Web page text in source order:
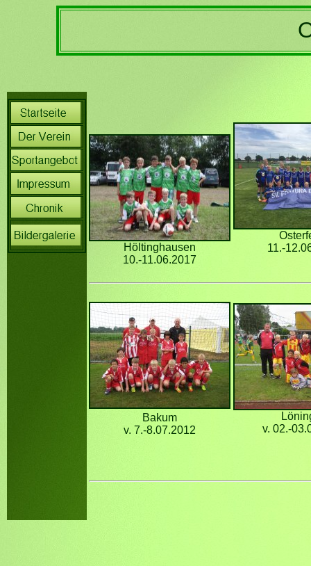
Höltinghausen
10.-11.06.2017
11.-
Bakum
v. 7.-8.07.2012
v. 02.-